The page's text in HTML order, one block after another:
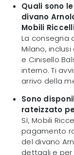
Quali sono
divano
Mobili
La consegna
Milano,
e Cinisello
interno. Ti
arrivo della
Sono
rateizzato
Sì, Mobili
pagamento
del divano
dettagli e